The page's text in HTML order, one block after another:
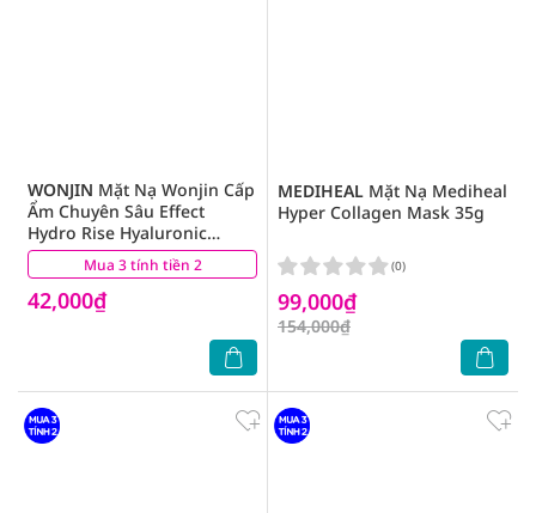
Mua 3 tính tiền 2
WONJIN Mặt Nạ Wonjin Cấp
Ẩm Chuyên Sâu Effect
Hydro Rise Hyaluronic
Concentrated Essence Mask
30g
42,000₫
(4)
MEDIHEAL Mặt Nạ Mediheal
Hyper Collagen Mask 35g
99,000₫
154,000₫
(0)